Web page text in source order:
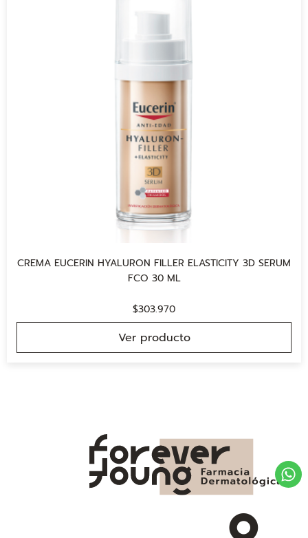
CREMA EUCERIN HYALURON FILLER ELASTICITY 3D SERUM
FCO 30 ML
$303.970
Ver producto